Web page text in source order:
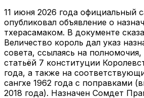
11 июня 2026 года официальный
опубликовал объявление о
тхерасамаком. В документе
Величество король дал указ
совета, ссылаясь на
статьёй 7 конституции
года, а также на
сангхе 1962 года с поправками
2018 года). Назначен Сомдет